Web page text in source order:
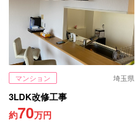
マンション 埼玉県
3LDK改修工事
約70万円